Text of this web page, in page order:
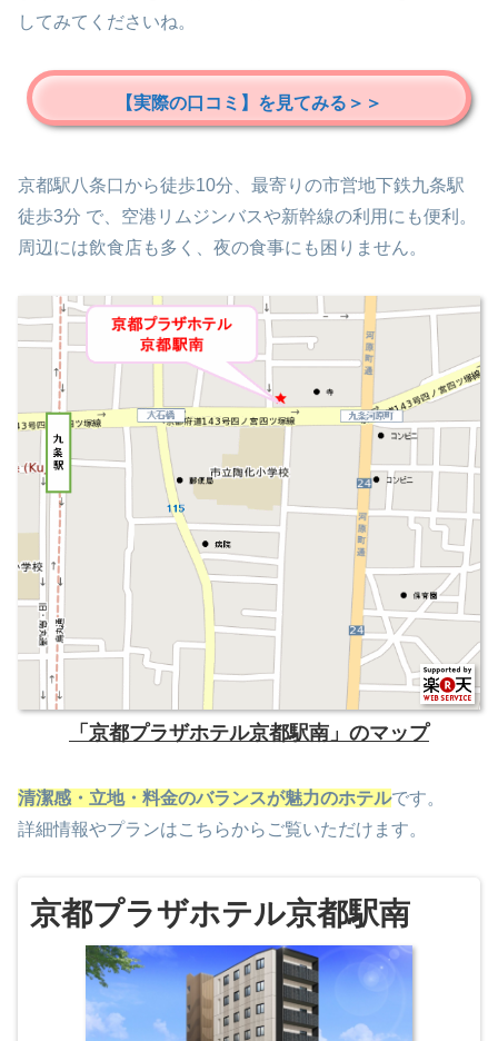
してみてくださいね。
【実際の口コミ】を見てみる＞＞
京都駅八条口から徒歩10分、最寄りの市営地下鉄九条駅
徒歩3分 で、空港リムジンバスや新幹線の利用にも便利。
周辺には飲食店も多く、夜の食事にも困りません。
「京都プラザホテル京都駅南」のマップ
清潔感・立地・料金のバランスが魅力のホテルです。
詳細情報やプランはこちらからご覧いただけます。
京都プラザホテル京都駅南